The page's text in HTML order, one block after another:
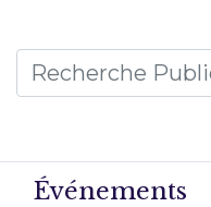
Événements